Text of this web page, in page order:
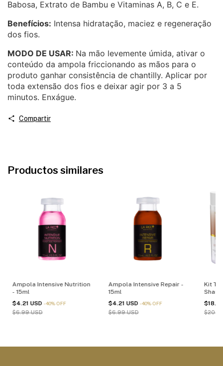
Babosa, Extrato de Bambu e Vitaminas A, B, C e E.
Benefícios: Intensa hidratação, maciez e regeneração
dos fios.
MODO DE USAR: Na mão levemente úmida, ativar o
conteúdo da ampola friccionando as mãos para o
produto ganhar consistência de chantilly. Aplicar por
toda extensão dos fios e deixar agir por 3 a 5
minutos. Enxágue.
Compartir
Productos similares
Ampola Intensive Nutrition
- 15ml
$4.21 USD -40%OFF
$6.99 USD
Ampola Intensive Repair -
15ml
$4.21 USD -40%OFF
$6.99 USD
Kit